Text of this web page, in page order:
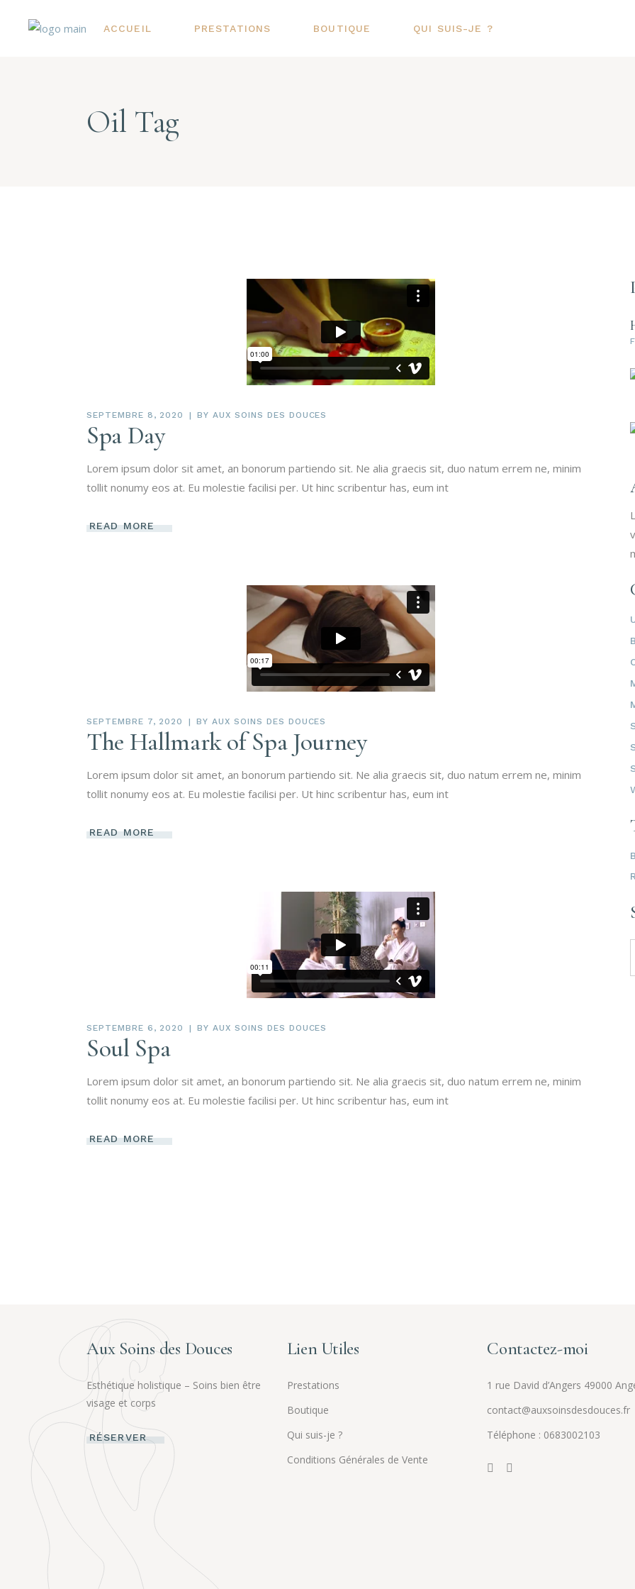
ACCUEIL PRESTATIONS BOUTIQUE QUI SUIS-JE ?
Oil Tag
SEPTEMBRE 8, 2020 BY AUX SOINS DES DOUCES
Spa Day
Lorem ipsum dolor sit amet, an bonorum partiendo sit. Ne alia graecis sit, duo natum errem ne, minim
tollit nonumy eos at. Eu molestie facilisi per. Ut hinc scribentur has, eum int
READ MORE
SEPTEMBRE 7, 2020 BY AUX SOINS DES DOUCES
The Hallmark of Spa Journey
Lorem ipsum dolor sit amet, an bonorum partiendo sit. Ne alia graecis sit, duo natum errem ne, minim
tollit nonumy eos at. Eu molestie facilisi per. Ut hinc scribentur has, eum int
READ MORE
SEPTEMBRE 6, 2020 BY AUX SOINS DES DOUCES
Soul Spa
Lorem ipsum dolor sit amet, an bonorum partiendo sit. Ne alia graecis sit, duo natum errem ne, minim
tollit nonumy eos at. Eu molestie facilisi per. Ut hinc scribentur has, eum int
READ MORE
Aux Soins des Douces
Esthétique holistique – Soins bien être
visage et corps
RÉSERVER
Lien Utiles
Prestations
Boutique
Qui suis-je ?
Conditions Générales de Vente
Contactez-moi
1 rue David d’Angers 49000
contact@auxsoinsdesdouces.fr
Téléphone : 0683002103